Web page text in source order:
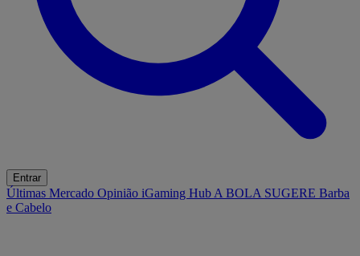
Entrar
Últimas Mercado Opinião iGaming Hub A BOLA SUGERE Barba
e Cabelo